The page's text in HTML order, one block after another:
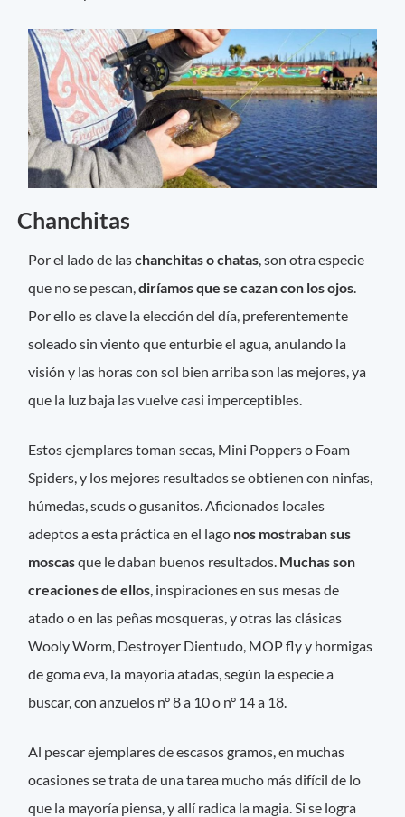
Chanchitas
Por el lado de laschanchitas o chatas , son otra especie
que no se pescan,diríamos que se cazan con los ojos
Por ello es clave la elección del día, preferentemente
soleado sin viento que enturbie el agua, anulando la
visión y las horas con sol bien arriba son las mejores, ya
que la luz baja las vuelve casi imperceptibles.
Estos ejemplares toman secas, Mini Poppers o Foam
Spiders, y los mejores resultados se obtienen con ninfas,
húmedas, scuds o gusanitos. Aficionados locales
adeptos a esta práctica en el lago nos mostraban sus
moscasque le daban buenos resultados. Muchas son
creaciones de ellos , inspiraciones en sus mesas de
atado o en las peñas mosqueras, y otras las clásicas
Wooly Worm, Destroyer Dientudo, MOP fly y hormigas
de goma eva, la mayoría atadas, según la especie a
buscar, con anzuelos n° 8 a 10 o n° 14 a 18.
Al pescar ejemplares de escasos gramos, en muchas
ocasiones se trata de una tarea mucho más difícil de lo
que la mayoría piensa, y allí radica la magia. Si se logra